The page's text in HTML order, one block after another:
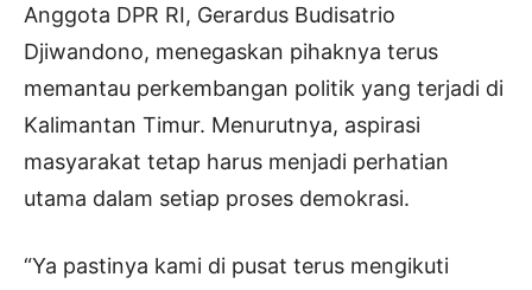
Anggota DPR RI, Gerardus Budisatrio
Djiwandono, menegaskan pihaknya terus
memantau perkembangan politik yang terjadi di
Kalimantan Timur. Menurutnya, aspirasi
masyarakat tetap harus menjadi perhatian
utama dalam setiap proses demokrasi.
“Ya pastinya kami di pusat terus mengikuti